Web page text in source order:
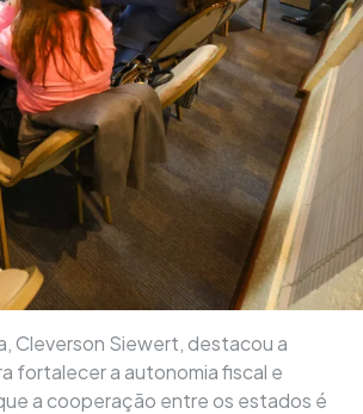
Cleverson Siewert, destacou a
fortalecer a autonomia fiscal e
a cooperação entre os estados é